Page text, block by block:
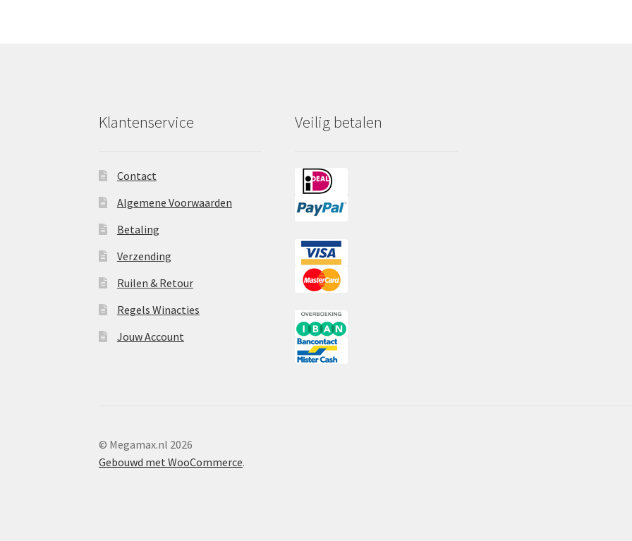
Klantenservice
Contact
Algemene Voorwaarden
Betaling
Verzending
Ruilen & Retour
Regels Winacties
Jouw Account
Veilig betalen
© Megamax.nl 2026
Gebouwd met WooCommerce.